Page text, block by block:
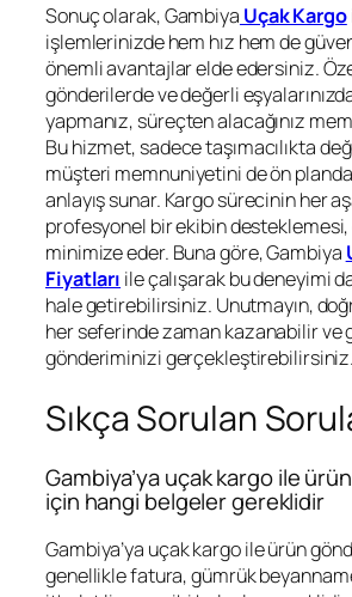
Sonuç olarak, Gambiya Uçak Kargo
işlemlerinizde hem hız hem de
önemli avantajlar elde edersiniz.
gönderilerde ve değerli
yapmanız, süreçten alacağınız
Bu hizmet, sadece taşımacılıkta
müşteri memnuniyetini de ön
anlayış sunar. Kargo sürecinin her
profesyonel bir ekibin
minimize eder. Buna göre, Gambiya
Fiyatları ile çalışarak bu deneyimi
hale getirebilirsiniz. Unutmayın,
her seferinde zaman kazanabilir ve
gönderiminizi gerçekleştirebilirsiniz.
Sıkça Sorulan
Gambiya’ya uçak kargo ile
için hangi belgeler gereklidir
Gambiya’ya uçak kargo ile ürün
genellikle fatura, gümrük